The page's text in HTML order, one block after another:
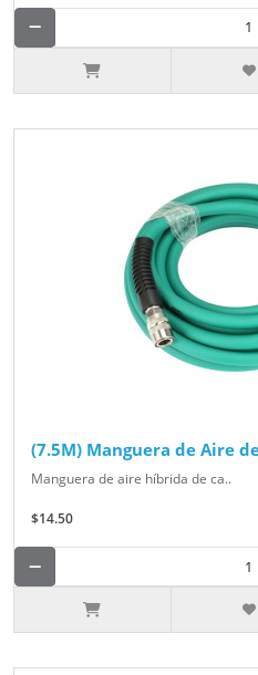
(7.5M) Manguera de Aire
Manguera de aire híbrida de ca..
$14.50